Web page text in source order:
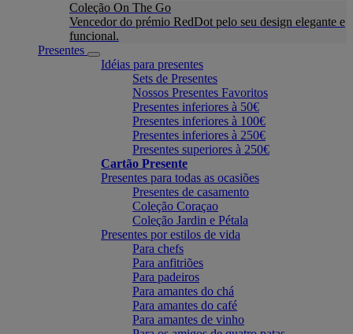
Coleção On The Go
Vencedor do prémio RedDot pelo seu design elegante e
funcional.
Presentes
Idéias para presentes
Sets de Presentes
Nossos Presentes Favoritos
Presentes inferiores à 50€
Presentes inferiores à 100€
Presentes inferiores à 250€
Presentes superiores à 250€
Cartão Presente
Presentes para todas as ocasiões
Presentes de casamento
Coleção Coraçao
Coleção Jardin e Pétala
Presentes por estilos de vida
Para chefs
Para anfitriões
Para padeiros
Para amantes do chá
Para amantes do café
Para amantes de vinho